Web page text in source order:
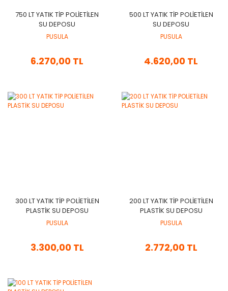
750 LT YATIK TİP POLİETİLEN
SU DEPOSU
PUSULA
6.270,00 TL
500 LT YATIK TİP POLİETİLEN
SU DEPOSU
PUSULA
4.620,00 TL
​300 LT YATIK TİP POLİETİLEN
PLASTİK SU DEPOSU
PUSULA
3.300,00 TL
200 LT YATIK TİP POLİETİLEN
PLASTİK SU DEPOSU
PUSULA
2.772,00 TL